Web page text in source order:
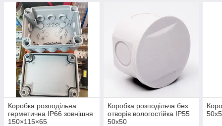
Коробка розподільна
герметична IP66 зовнішня
150×115×65
Коробка розподільча без
отворів вологостійка ІР55
50х50